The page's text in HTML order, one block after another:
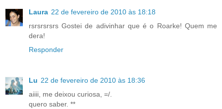
Laura 22 de fevereiro de 2010 às 18:18
rsrsrsrsrs Gostei de adivinhar que é o Roarke! Quem me
dera!
Responder
Lu 22 de fevereiro de 2010 às 18:36
aiiii, me deixou curiosa, =/.
quero saber. **